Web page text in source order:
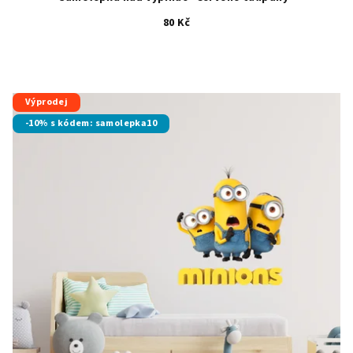
80 Kč
Výprodej
-10% s kódem: samolepka10